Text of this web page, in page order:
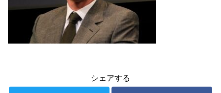
シェアする